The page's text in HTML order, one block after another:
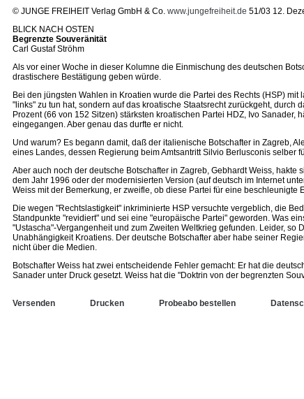
© JUNGE FREIHEIT Verlag GmbH & Co. www.jungefreiheit.de 51/03 12.
BLICK NACH OSTEN
Begrenzte Souveränität
Carl Gustaf Ströhm
Als vor einer Woche in dieser Kolumne die Einmischung des deutschen
drastischere Bestätigung geben würde.
Bei den jüngsten Wahlen in Kroatien wurde die Partei des Rechts (HSP)
"links" zu tun hat, sondern auf das kroatische Staatsrecht zurückgeht,
Prozent (66 von 152 Sitzen) stärksten kroatischen Partei HDZ, Ivo
eingegangen. Aber genau das durfte er nicht.
Und warum? Es begann damit, daß der italienische Botschafter in Zagreb,
eines Landes, dessen Regierung beim Amtsantritt Silvio Berlusconis selber
Aber auch noch der deutsche Botschafter in Zagreb, Gebhardt Weiss,
dem Jahr 1996 oder der modernisierten Version (auf deutsch im Internet
Weiss mit der Bemerkung, er zweifle, ob diese Partei für eine
Die wegen "Rechtslastigkeit" inkriminierte HSP versuchte vergeblich, die
Standpunkte "revidiert" und sei eine "europäische Partei" geworden. Was
"Ustascha"-Vergangenheit und zum Zweiten Weltkrieg gefunden. Leider,
Unabhängigkeit Kroatiens. Der deutsche Botschafter aber habe seiner
nicht über die Medien.
Botschafter Weiss hat zwei entscheidende Fehler gemacht: Er hat die
Sanader unter Druck gesetzt. Weiss hat die "Doktrin von der begrenzten
Versenden Drucken Probeabo bestellen